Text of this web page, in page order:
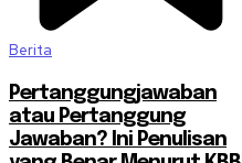
Berita
Pertanggungjawaban
atau Pertanggung
Jawaban? Ini Penulisan